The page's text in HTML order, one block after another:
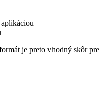
je preto vhodný skôr pre